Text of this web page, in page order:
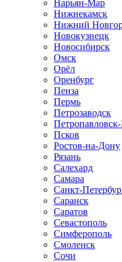
Нарьян-Мар
Нижнекамск
Нижний
Новокузнецк
Новосибирск
Омск
Орёл
Оренбург
Пенза
Пермь
Петрозаводск
Псков
Ростов-на-Дону
Рязань
Салехард
Самара
Санкт-
Саранск
Саратов
Севастополь
Симферополь
Смоленск
Сочи